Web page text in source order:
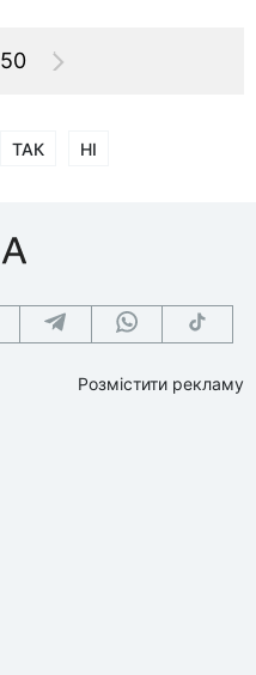
ТАК НІ
Розмістити рекламу